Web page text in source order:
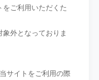
ご利用いただくた
外となっておりま
サイトをご利用の際